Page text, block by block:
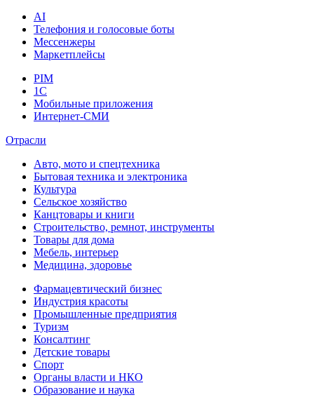
AI
Телефония и голосовые боты
Мессенжеры
Маркетплейсы
PIM
1C
Мобильные приложения
Интернет-СМИ
Отрасли
Авто, мото и спецтехника
Бытовая техника и электроника
Культура
Сельское хозяйство
Канцтовары и книги
Строительство, ремнот, инструменты
Товары для дома
Мебель, интерьер
Медицина, здоровье
Фармацевтический бизнес
Индустрия красоты
Промышленные предприятия
Туризм
Консалтинг
Детские товары
Спорт
Органы власти и НКО
Образование и наука